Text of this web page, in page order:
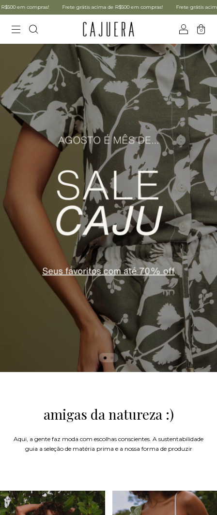
compras! Frete grátis acima de R$500 em compras! Frete grátis acima de
0
amigas da natureza :)
Aqui, a gente faz moda com escolhas conscientes. A sustentabilidade
guia a seleção de matéria prima e a nossa forma de produzir